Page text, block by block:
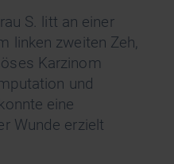
S. litt an einer
linken zweiten Zeh,
Karzinom
und
eine
Wunde erzielt